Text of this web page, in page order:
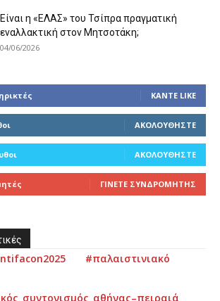
Είναι η «ΕΛΑΣ» του Τσίπρα πραγματική
εναλλακτική στον Μητσοτάκη;
04/06/2026
ΚΆΝΤΕ LIKE
ΑΚΟΛΟΥΘΉΣΤΕ
ΑΚΟΛΟΥΘΉΣΤΕ
ΓΊΝΕΤΕ ΣΥΝΔΡΟΜΗΤΉΣ
#παλαιστινιακό